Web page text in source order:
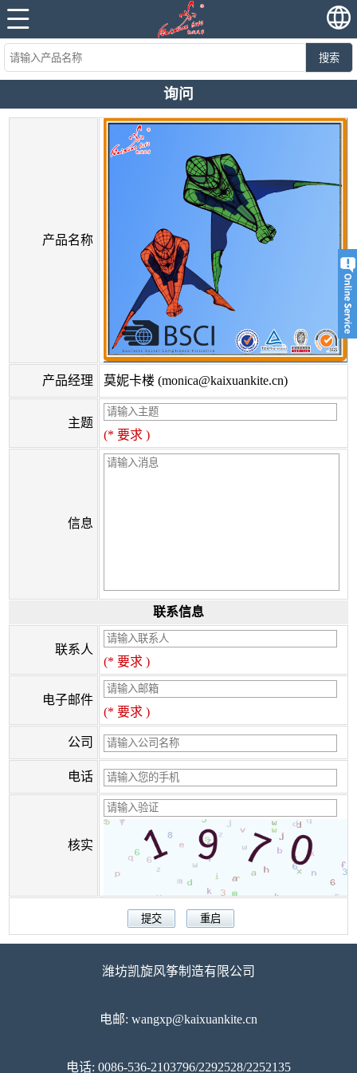
搜索
询问
产品名称
产品经理 莫妮卡楼 (monica@kaixuankite.cn)
主题
(* 要求 )
信息
联系信息
联系人
(* 要求 )
电子邮件
(* 要求 )
公司
电话
核实
潍坊凯旋风筝制造有限公司
电邮: wangxp@kaixuankite.cn
电话: 0086-536-2103796/2292528/2252135